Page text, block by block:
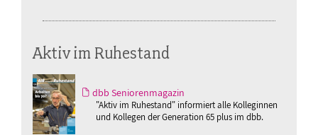
Aktiv im Ruhestand
dbb Seniorenmagazin
"Aktiv im Ruhestand" informiert alle Kolleginnen
und Kollegen der Generation 65 plus im dbb.